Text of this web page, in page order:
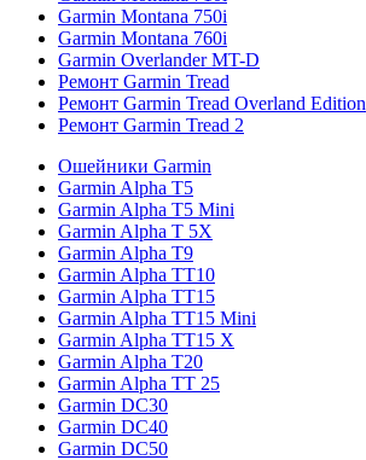
Garmin Montana 750i
Garmin Montana 760i
Garmin Overlander MT-D
Ремонт Garmin Tread
Ремонт Garmin Tread Overland Edition
Ремонт Garmin Tread 2
Ошейники Garmin
Garmin Alpha T5
Garmin Alpha T5 Mini
Garmin Alpha T 5X
Garmin Alpha T9
Garmin Alpha TT10
Garmin Alpha TT15
Garmin Alpha TT15 Mini
Garmin Alpha TT15 X
Garmin Alpha T20
Garmin Alpha TT 25
Garmin DC30
Garmin DC40
Garmin DC50